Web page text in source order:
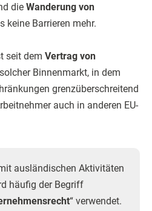
die Wanderung von
keine Barrieren mehr.
seit dem Vertrag von
Binnenmarkt, in dem
grenzüberschreitend
auch in anderen EU-
ausländischen Aktivitäten
häufig der Begriff
“ verwendet.